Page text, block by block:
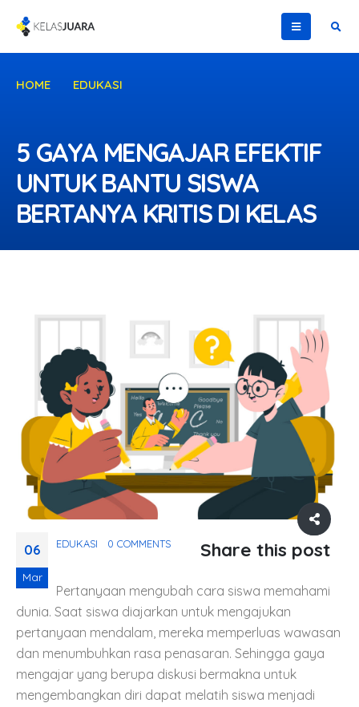
HOME
EDUKASI
5 GAYA MENGAJAR EFEKTIF
UNTUK BANTU SISWA
BERTANYA KRITIS DI KELAS
Share this post
06
Mar
EDUKASI 0 COMMENTS
Pertanyaan mengubah cara siswa memahami
dunia. Saat siswa diajarkan untuk mengajukan
pertanyaan mendalam, mereka memperluas wawasan
dan menumbuhkan rasa penasaran. Sehingga gaya
mengajar yang berupa diskusi bermakna untuk
mengembangkan diri dapat melatih siswa menjadi